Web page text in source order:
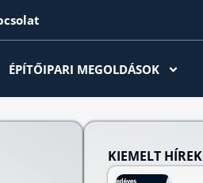
ÉPÍTŐIPARI MEGOLDÁSOK
KIEMELT HÍREK